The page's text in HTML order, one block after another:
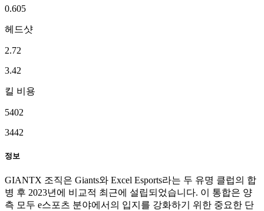
0.605
헤드샷
2.72
3.42
킬 비용
5402
3442
정보
GIANTX 조직은 Giants와 Excel Esports라는 두 유명 클럽의 합
병 후 2023년에 비교적 최근에 설립되었습니다. 이 통합은 양
측 모두 e스포츠 분야에서의 입지를 강화하기 위한 중요한 단